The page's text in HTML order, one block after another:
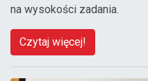
na wysokości zadania.
Czytaj więcej!